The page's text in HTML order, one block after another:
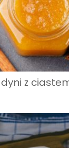
z